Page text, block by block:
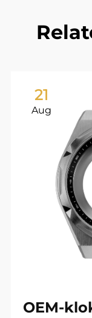
21
Aug
OEM-